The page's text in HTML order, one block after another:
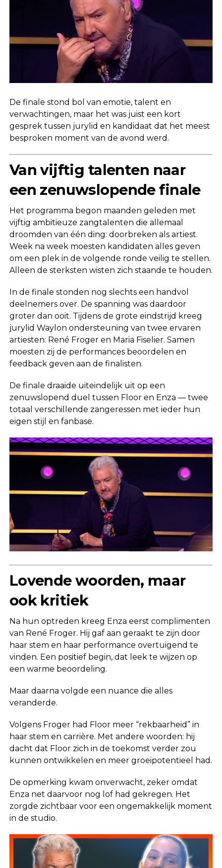
De finale stond bol van emotie, talent en
verwachtingen, maar het was juist een kort
gesprek tussen jurylid en kandidaat dat het meest
besproken moment van de avond werd.
Van vijftig talenten naar
een zenuwslopende finale
Het programma begon maanden geleden met
vijftig ambitieuze zangtalenten die allemaal
droomden van één ding: doorbreken als artiest.
Week na week moesten kandidaten alles geven
om een plek in de volgende ronde veilig te stellen.
Alleen de sterksten wisten zich staande te houden.
In de finale stonden nog slechts een handvol
deelnemers over. De spanning was daardoor
groter dan ooit. Tijdens de grote eindstrijd kreeg
jurylid Waylon ondersteuning van twee ervaren
artiesten: René Froger en Maria Fiselier. Samen
moesten zij de performances beoordelen en
feedback geven aan de finalisten.
De finale draaide uiteindelijk uit op een
zenuwslopend duel tussen Floor en Enza — twee
totaal verschillende zangeressen met ieder hun
eigen stijl en fanbase.
Lovende woorden, maar
ook kritiek
Na hun optreden kreeg Enza eerst complimenten
van René Froger. Hij gaf aan geraakt te zijn door
haar stem en haar performance overtuigend te
vinden. Een positief begin, dat leek te wijzen op
een warme beoordeling.
Maar daarna volgde een nuance die alles
veranderde.
Volgens Froger had Floor meer “rekbaarheid” in
haar stem en carrière. Met andere woorden: hij
dacht dat Floor zich in de toekomst verder zou
kunnen ontwikkelen en meer groeipotentieel had.
De opmerking kwam onverwacht, zeker omdat
Enza net daarvoor nog lof had gekregen. Het
zorgde zichtbaar voor een ongemakkelijk moment
in de studio.